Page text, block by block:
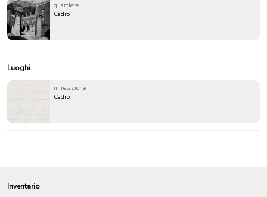
quartiere
Cadro
Luoghi
in relazione
Cadro
Inventario